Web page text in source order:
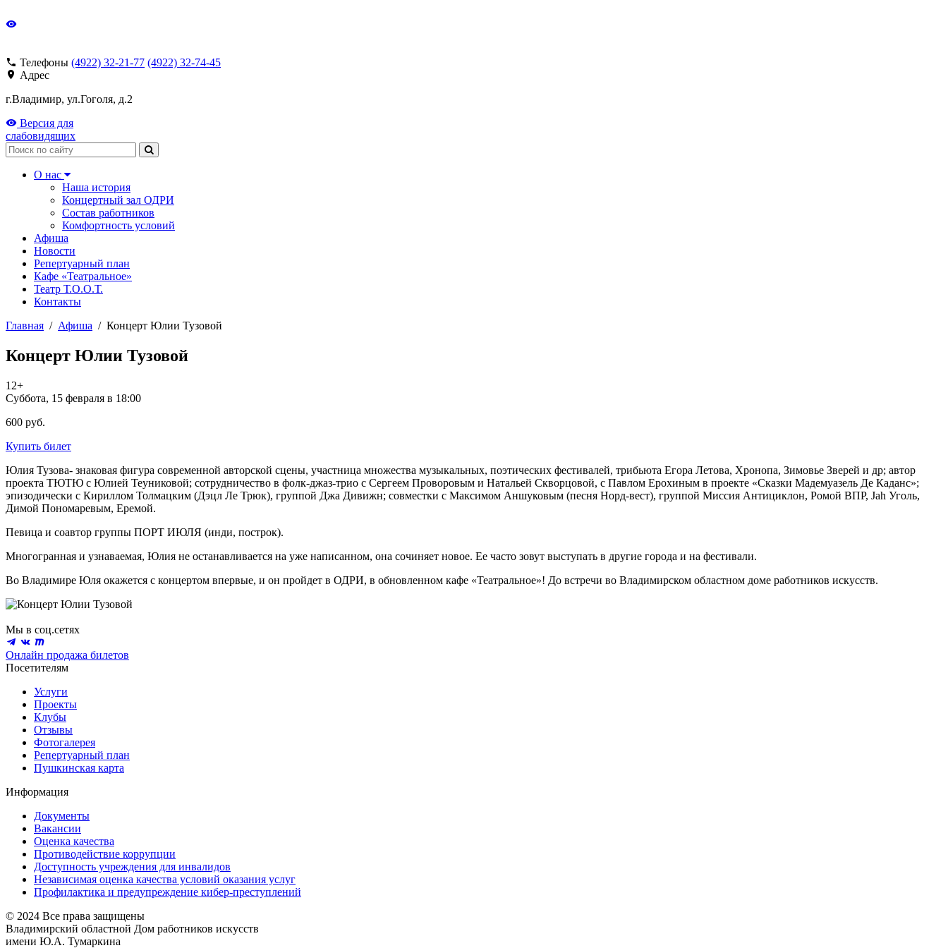
Телефоны (4922) 32-21-77 (4922) 32-74-45
Адрес
г.Владимир, ул.Гоголя, д.2
Версия для
слабовидящих
Поиск
О нас
Наша история
Концертный зал ОДРИ
Состав работников
Комфортность условий
Афиша
Новости
Репертуарный план
Кафе «Театральное»
Театр Т.О.О.Т.
Контакты
Главная / Афиша / Концерт Юлии Тузовой
Концерт Юлии Тузовой
12+
Суббота, 15 февраля в 18:00
600 руб.
Купить билет
Юлия Тузова- знаковая фигура современной авторской сцены, участница множества музыкальных, поэтических фестивалей, трибьюта Егора Летова, Хронопа, Зимовье Зверей и др; автор
проекта ТЮТЮ с Юлией Теуниковой; сотрудничество в фолк-джаз-трио с Сергеем Проворовым и Натальей Скворцовой, с Павлом Ерохиным в проекте «Сказки Мадемуазель Де Каданс»;
эпизодически с Кириллом Толмацким (Дэцл Ле Трюк), группой Джа Дивижн; совместки с Максимом Аншуковым (песня Норд-вест), группой Миссия Антициклон, Ромой ВПР, Jah Уголь,
Димой Пономаревым, Еремой.
Певица и соавтор группы ПОРТ ИЮЛЯ (инди, построк).
Многогранная и узнаваемая, Юлия не останавливается на уже написанном, она сочиняет новое. Ее часто зовут выступать в другие города и на фестивали.
Во Владимире Юля окажется с концертом впервые, и он пройдет в ОДРИ, в обновленном кафе «Театральное»! До встречи во Владимирском областном доме работников искусств.
Мы в соц.сетях
Онлайн продажа билетов
Посетителям
Услуги
Проекты
Клубы
Отзывы
Фотогалерея
Репертуарный план
Пушкинская карта
Информация
Документы
Вакансии
Оценка качества
Противодействие коррупции
Доступность учреждения для инвалидов
Независимая оценка качества условий оказания услуг
Профилактика и предупреждение кибер-преступлений
© 2024 Все права защищены
Владимирский областной Дом работников искусств
имени Ю.А. Тумаркина